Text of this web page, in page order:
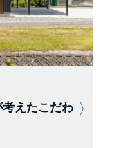
考えたこだわ